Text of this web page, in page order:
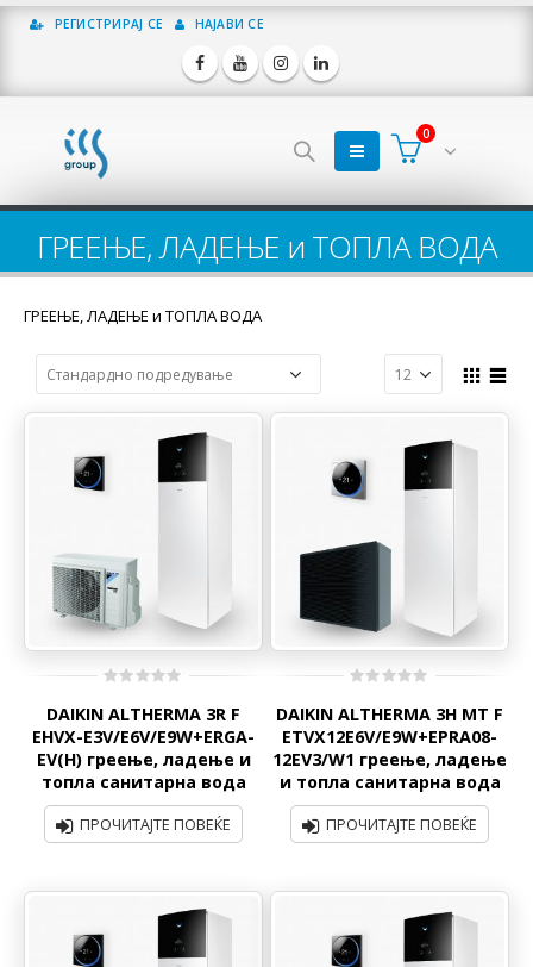
РЕГИСТРИРАЈ СЕ НАЈАВИ СЕ
0
ГРЕЕЊЕ, ЛАДЕЊЕ и ТОПЛА ВОДА
ГРЕЕЊЕ, ЛАДЕЊЕ и ТОПЛА ВОДА
out
of
5
DAIKIN ALTHERMA 3R F
ЕHVX-E3V/E6V/E9W+ERGA-
EV(H) греење, ладење и
топла санитарна вода
ПРОЧИТАЈТЕ ПОВЕЌЕ
out
of
5
DAIKIN ALTHERMA 3H MT F
ETVX12E6V/E9W+EPRA08-
12EV3/W1 греење, ладење
и топла санитарна вода
ПРОЧИТАЈТЕ ПОВЕЌЕ